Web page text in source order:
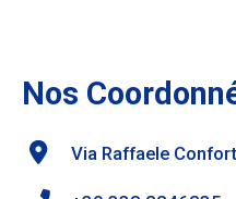
Nos
Via Raffaele